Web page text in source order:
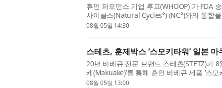
휴먼 퍼포먼스 기업 후프(WHOOP) 가 FDA
사이클스(Natural Cycles°) (NC°)와의 통합
했다. 후프는 자격 요건을 충족하는 내...
08월 05일 14:30
스테츠, 훈제박스 ‘스모키타워’ 일본
20년 바베큐 전문 브랜드 스테츠(STETZ)가
케(Makuake)’를 통해 훈연 바베큐 제품 ‘스
략에 본격적으로 나선다고 밝혔다. 이...
08월 05일 13:00